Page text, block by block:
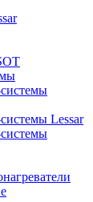
Lessar